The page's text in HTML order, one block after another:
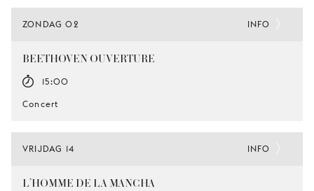
ZONDAG 02
BEETHOVEN OUVERTURE
15:00
Concert
INFO
VRIJDAG 14
L’HOMME DE LA MANCHA
INFO